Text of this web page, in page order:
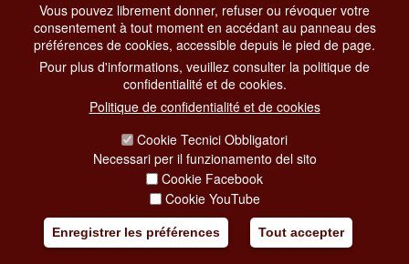
CONTACT CENTER TEL. 06 06 08
CONTATTA LA REDAZIONE
PRIVACY
SOCIAL MEDIA POLICY
CREDITS
COPYRIGHT
Vous pouvez librement donner, refuser ou révoquer votre
consentement à tout moment en accédant au panneau des
préférences de cookies, accessible depuis le pied de page.
Pour plus d'informations, veuillez consulter la politique de
confidentialité et de cookies.
Politique de confidentialité et de cookies
Cookie Tecnici Obbligatori
Necessari per il funzionamento del sito
Cookie Facebook
Cookie YouTube
Enregistrer les préférences Tout accepter